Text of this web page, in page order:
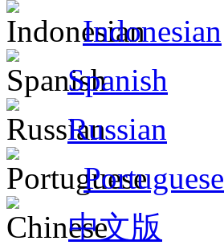
Indonesian
Spanish
Russian
Portuguese
中文版